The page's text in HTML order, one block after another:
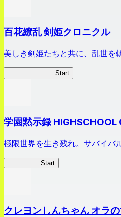
百花繚乱 剣姫クロニクル
美しき剣姫たちと共に、乱世を
Start
学園黙示録 HIGHSCHOOL
極限世界を生き残れ。サバイバ
Start
クレヨンしんちゃん オラ